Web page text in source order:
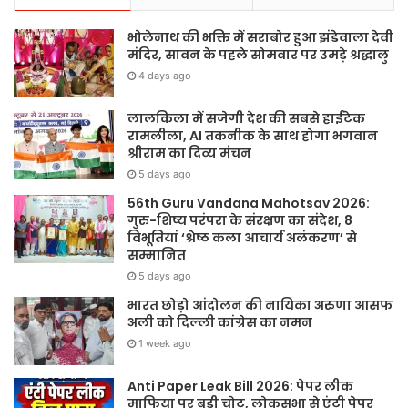
भोलेनाथ की भक्ति में सराबोर हुआ झंडेवाला देवी
मंदिर, सावन के पहले सोमवार पर उमड़े श्रद्धालु
4 days ago
लालकिला में सजेगी देश की सबसे हाईटेक
रामलीला, AI तकनीक के साथ होगा भगवान
श्रीराम का दिव्य मंचन
5 days ago
56th Guru Vandana Mahotsav 2026:
गुरु-शिष्य परंपरा के संरक्षण का संदेश, 8
विभूतियां ‘श्रेष्ठ कला आचार्य अलंकरण’ से
सम्मानित
5 days ago
भारत छोड़ो आंदोलन की नायिका अरुणा आसफ
अली को दिल्ली कांग्रेस का नमन
1 week ago
Anti Paper Leak Bill 2026: पेपर लीक
माफिया पर बड़ी चोट, लोकसभा से एंटी पेपर